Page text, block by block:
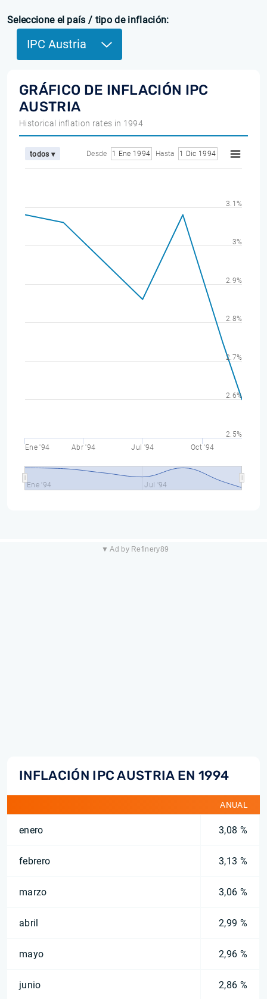
Seleccione el país / tipo de inflación:
IPC Austria
GRÁFICO DE INFLACIÓN IPC
AUSTRIA
Historical inflation rates in 1994
todos ▾ Desde 1 Ene 1994 Hasta 1 Dic 1994
Ene '94 Abr '94 Jul '94 Oct '94
Ene '94 Jul '94
2.5%
2.6%
2.7%
2.8%
2.9%
3%
3.1%
▼ Ad by Refinery89
INFLACIÓN IPC AUSTRIA EN 1994
ANUAL
enero 3,08 %
febrero 3,13 %
marzo 3,06 %
abril 2,99 %
mayo 2,96 %
junio 2,86 %